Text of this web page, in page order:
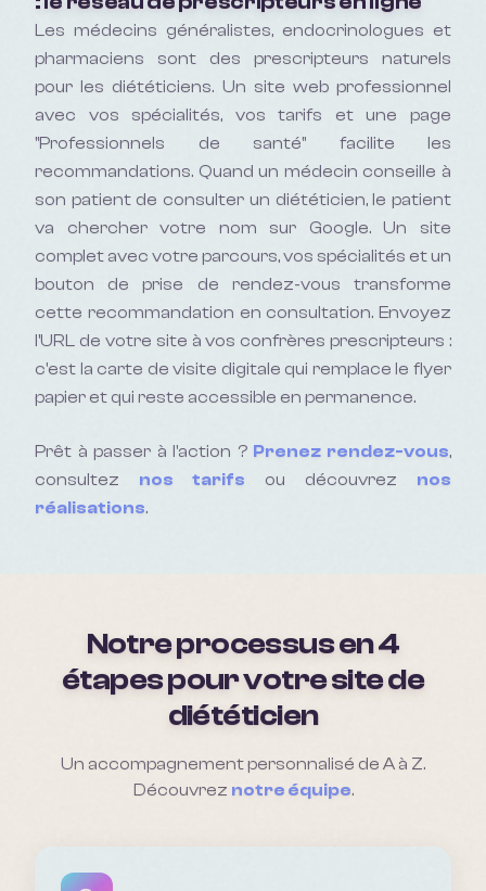
Les médecins généralistes, endocrinologues et
pharmaciens sont des prescripteurs naturels
pour les diététiciens. Un site web professionnel
avec vos spécialités, vos tarifs et une page
"Professionnels de santé" facilite les
recommandations. Quand un médecin conseille à
son patient de consulter un diététicien, le patient
va chercher votre nom sur Google. Un site
complet avec votre parcours, vos spécialités et un
bouton de prise de rendez-vous transforme
cette recommandation en consultation. Envoyez
l'URL de votre site à vos confrères prescripteurs :
c'est la carte de visite digitale qui remplace le flyer
papier et qui reste accessible en permanence.
Prêt à passer à l'action ? Prenez rendez-vous,
consultez nos tarifs ou découvrez nos
réalisations.
Notre processus en 4
étapes pour votre site de
diététicien
Un accompagnement personnalisé de A à Z.
Découvrez notre équipe.